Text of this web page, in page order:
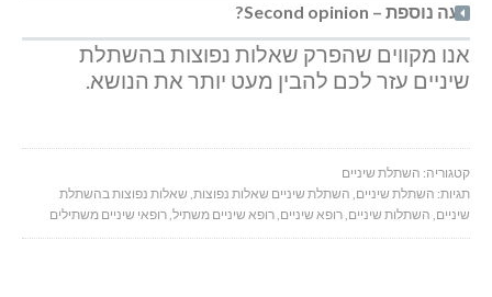
דעה נוספת – Second opinion?
אנו מקווים שהפרק שאלות נפוצות בהשתלת
שיניים עזר לכם להבין מעט יותר את הנושא.
קטגוריה: השתלת שיניים
תגיות: השתלת שיניים, השתלת שיניים שאלות נפוצות, שאלות נפוצות בהשתלת
שיניים, השתלות שיניים,רופא שיניים,רופא שיניים משתיל,רופאי שיניים משתילים